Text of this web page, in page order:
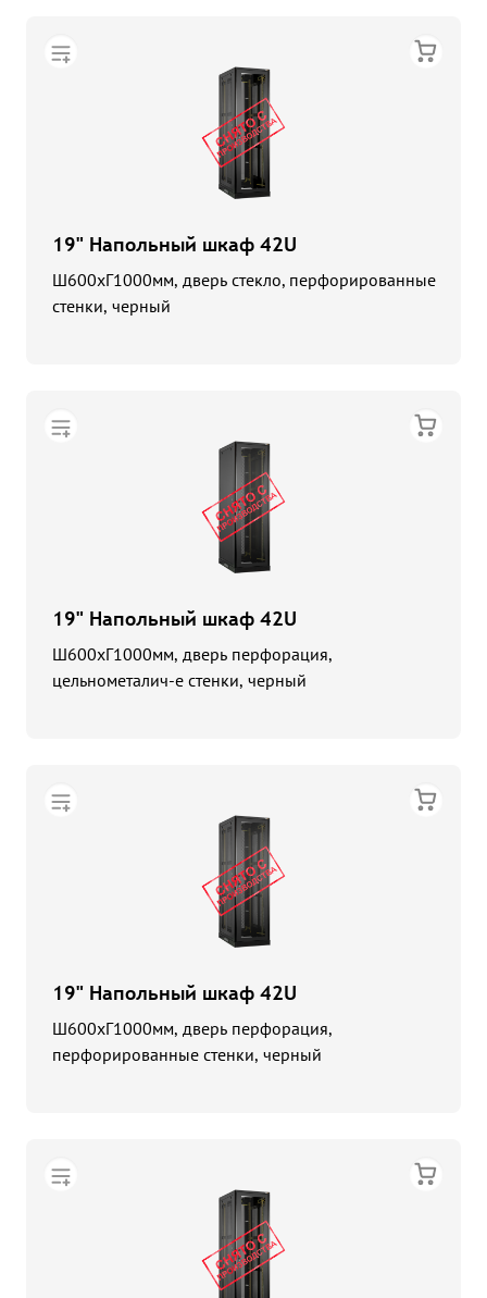
19" Напольный шкаф 42U
Ш600хГ1000мм, дверь стекло, перфорированные
стенки, черный
19" Напольный шкаф 42U
Ш600хГ1000мм, дверь перфорация,
цельнометалич-е стенки, черный
19" Напольный шкаф 42U
Ш600хГ1000мм, дверь перфорация,
перфорированные стенки, черный